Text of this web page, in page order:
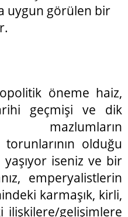
uygun görülen bir
öneme haiz,
geçmişi ve dik
olduğu
iseniz ve bir
emperyalistlerin
karmaşık, kirli,
ilişkilere/gelişimlere